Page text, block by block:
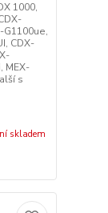
1000,
G1100ue,
CDX-
MEX-
s
skladem